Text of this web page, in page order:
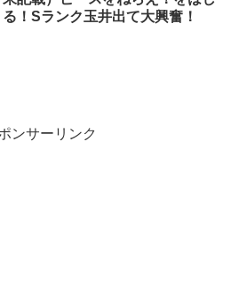
る！Sランク玉井出て大興奮！
ンサーリンク